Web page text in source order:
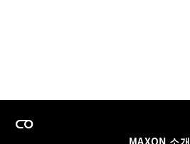
MAXON 소개